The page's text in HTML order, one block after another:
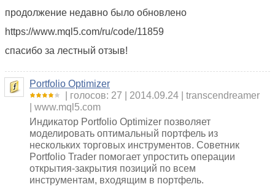
продолжение недавно было обновлено
https://www.mql5.com/ru/code/11859
спасибо за лестный отзыв!
Portfolio Optimizer
голосов: 27
2014.09.24
transcendreamer
www.mql5.com
Индикатор Portfolio Optimizer позволяет
моделировать оптимальный портфель из
нескольких торговых инструментов. Советник
Portfolio Trader помогает упростить операции
открытия-закрытия позиций по всем
инструментам, входящим в портфель.